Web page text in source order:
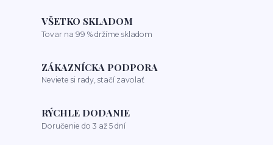
VŠETKO SKLADOM
Tovar na 99 % držíme skladom
ZÁKAZNÍCKA PODPORA
Neviete si rady, stačí zavolať
RÝCHLE DODANIE
Doručenie do 3 až 5 dní